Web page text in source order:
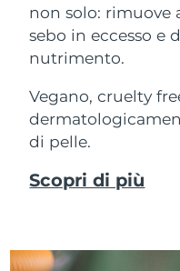
non solo: rimuove
sebo in eccesso e
nutrimento.
Vegano, cruelty
di pelle.
Scopri di più